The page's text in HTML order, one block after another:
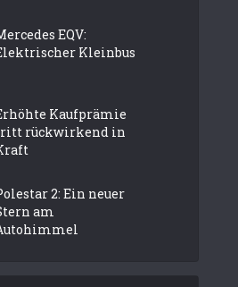
EQV:
Kleinbus
Kaufprämie
rückwirkend in
2: Ein neuer
am